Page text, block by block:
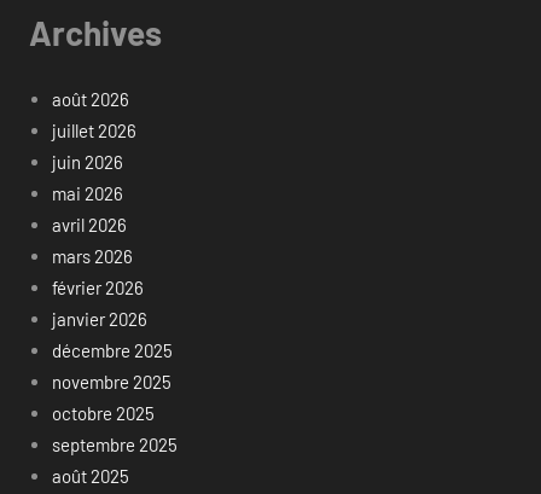
Archives
août 2026
juillet 2026
juin 2026
mai 2026
avril 2026
mars 2026
février 2026
janvier 2026
décembre 2025
novembre 2025
octobre 2025
septembre 2025
août 2025